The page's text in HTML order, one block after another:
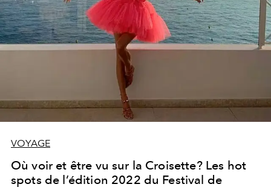
VOYAGE
Où voir et être vu sur la Croisette? Les hot
spots de l’édition 2022 du Festival de